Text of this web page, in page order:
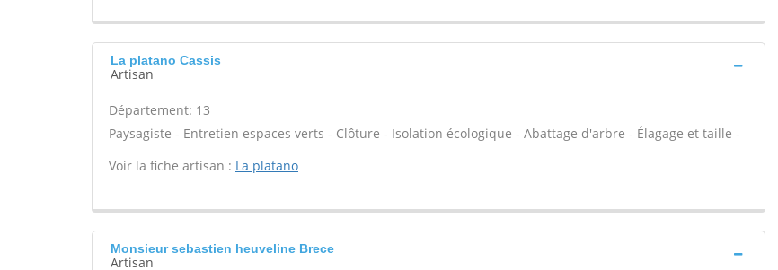
La platano Cassis
Artisan
Département: 13
Paysagiste - Entretien espaces verts - Clôture - Isolation écologique - Abattage d'arbre - Élagage et taille -
Voir la fiche artisan : La platano
Monsieur sebastien heuveline Brece
Artisan